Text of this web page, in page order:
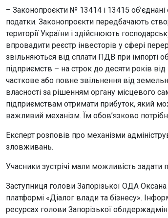
– Законопроєкти № 13414 і 13415
податки. Законопроєкти передбачають
території України і здійснюють
впровадити реєстр інвесторів у сфері
звільняються від сплати ПДВ при імпорті
підприємств – на строк до десяти років
часткове або повне звільнення від
власності за рішенням органу місцевого
підприємствам отримати прибуток, який
важливий механізм. Їм обов’язково
Експерт розповів про механізми
зловживань.
Учасники зустрічі мали можливість задати
Заступниця голови Запорізької ОДА Оксана
платформі «Діалог влади та бізнесу».
ресурсах голови Запорізької